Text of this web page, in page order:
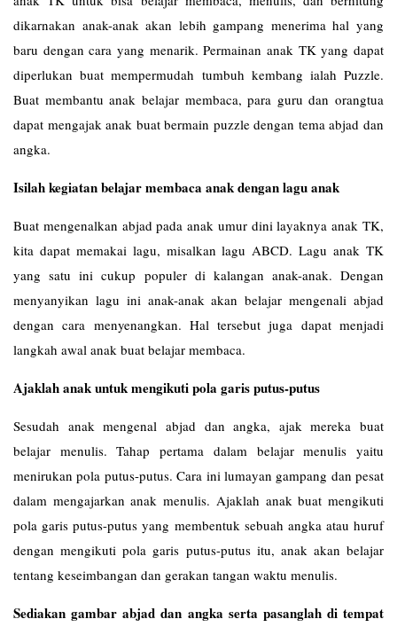
dikarnakan anak-anak akan lebih gampang menerima hal yang
baru dengan cara yang menarik. Permainan anak TK yang dapat
diperlukan buat mempermudah tumbuh kembang ialah Puzzle.
Buat membantu anak belajar membaca, para guru dan orangtua
dapat mengajak anak buat bermain puzzle dengan tema abjad dan
angka.
Isilah kegiatan belajar membaca anak dengan lagu anak
Buat mengenalkan abjad pada anak umur dini layaknya anak TK,
kita dapat memakai lagu, misalkan lagu ABCD. Lagu anak TK
yang satu ini cukup populer di kalangan anak-anak. Dengan
menyanyikan lagu ini anak-anak akan belajar mengenali abjad
dengan cara menyenangkan. Hal tersebut juga dapat menjadi
langkah awal anak buat belajar membaca.
Ajaklah anak untuk mengikuti pola garis putus-putus
Sesudah anak mengenal abjad dan angka, ajak mereka buat
belajar menulis. Tahap pertama dalam belajar menulis yaitu
menirukan pola putus-putus. Cara ini lumayan gampang dan pesat
dalam mengajarkan anak menulis. Ajaklah anak buat mengikuti
pola garis putus-putus yang membentuk sebuah angka atau huruf
dengan mengikuti pola garis putus-putus itu, anak akan belajar
tentang keseimbangan dan gerakan tangan waktu menulis.
Sediakan gambar abjad dan angka serta pasanglah di tempat